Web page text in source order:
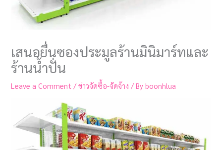
เสนอยื่นซองประมูลร้านมินิมาร์ทและ
ร้านน้ำปั่น
Leave a Comment /ข่าวจัดซื้อ-จัดจ้าง / Byboonhlua